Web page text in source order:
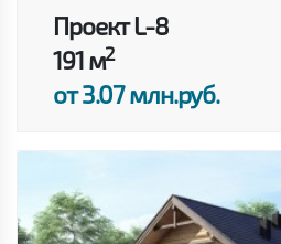
Проект L-8
191 м2
от 3.07 млн.руб.